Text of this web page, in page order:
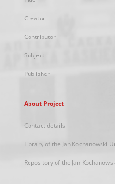
Creator
Contributor
Subject
Publisher
About Project
Contact details
Library of the Jan Kochanowski
Repository of the Jan